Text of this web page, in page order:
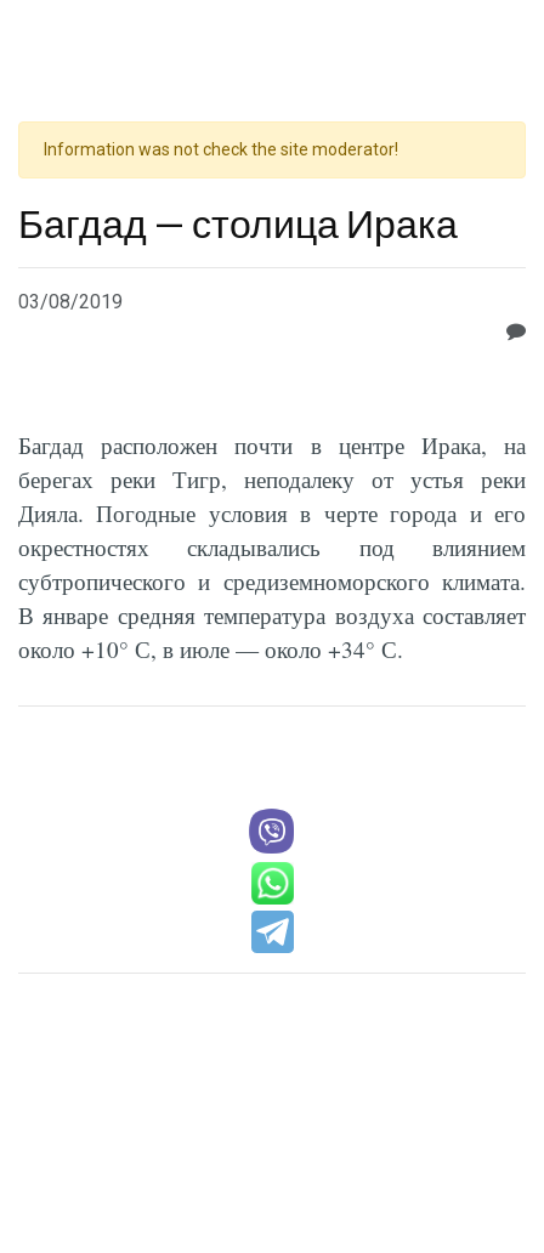
Information was not check the site moderator!
Багдад — столица Ирака
03/08/2019
Багдад расположен почти в центре Ирака, на
берегах реки Тигр, неподалеку от устья реки
Дияла. Погодные условия в черте города и его
окрестностях складывались под влиянием
субтропического и средиземноморского климата.
В январе средняя температура воздуха составляет
около +10° С, в июле — около +34° С.